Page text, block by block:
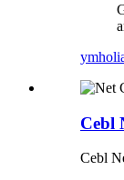
Cebl
Cebl